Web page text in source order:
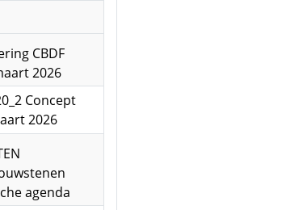
CBDF
2026
Concept
2026
agenda